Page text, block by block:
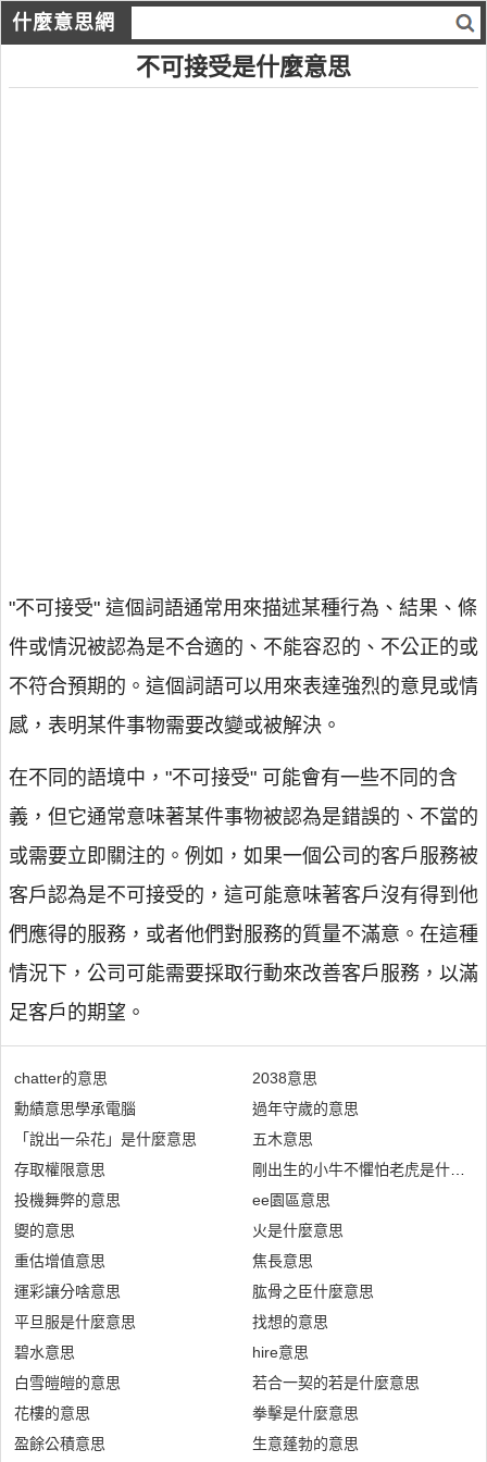
什麼意思網
不可接受是什麼意思
"不可接受" 這個詞語通常用來描述某種行為、結果、條
件或情況被認為是不合適的、不能容忍的、不公正的或
不符合預期的。這個詞語可以用來表達強烈的意見或情
感，表明某件事物需要改變或被解決。
在不同的語境中，"不可接受" 可能會有一些不同的含
義，但它通常意味著某件事物被認為是錯誤的、不當的
或需要立即關注的。例如，如果一個公司的客戶服務被
客戶認為是不可接受的，這可能意味著客戶沒有得到他
們應得的服務，或者他們對服務的質量不滿意。在這種
情況下，公司可能需要採取行動來改善客戶服務，以滿
足客戶的期望。
chatter的意思
勳績意思學承電腦
「說出一朵花」是什麼意思
存取權限意思
投機舞弊的意思
夓的意思
重估增值意思
運彩讓分啥意思
平旦服是什麼意思
碧水意思
白雪皚皚的意思
花樓的意思
盈餘公積意思
2038意思
過年守歲的意思
五木意思
剛出生的小牛不懼怕老虎是什麼意
ee園區意思
火是什麼意思
焦長意思
肱骨之臣什麼意思
找想的意思
hire意思
若合一契的若是什麼意思
拳擊是什麼意思
生意蓬勃的意思